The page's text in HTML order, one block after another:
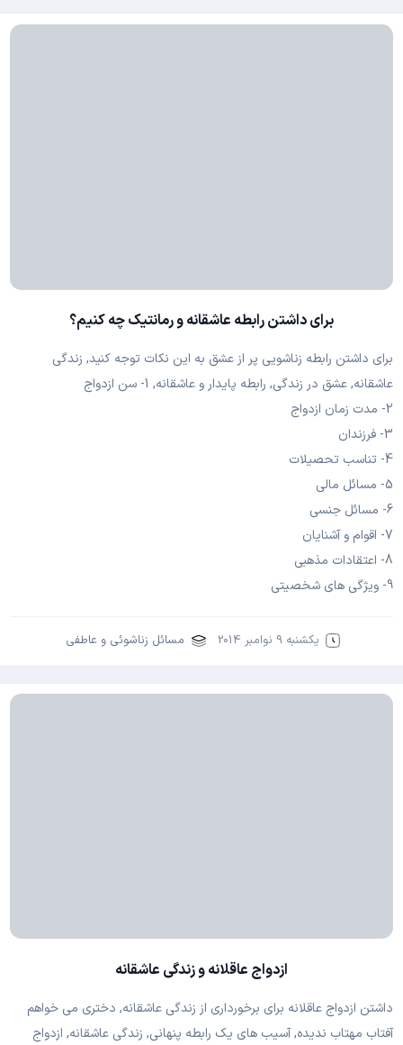
برای داشتن رابطه عاشقانه و رمانتیک چه کنیم؟
برای داشتن رابطه زناشویی پر از عشق به این نکات توجه کنید, زندگی
عاشقانه, عشق در زندگی, رابطه پایدار و عاشقانه, 1- سن ازدواج
2- مدت زمان ازدواج
3- فرزندان
4- تناسب تحصیلات
5- مسائل مالی
6- مسائل جنسی
7- اقوام و آشنایان
8- اعتقادات مذهبی
9- ویژگی های شخصیتی
یکشنبه 9 نوامبر 2014 مسائل زناشوئی و عاطفی
ازدواج عاقلانه و زندگی عاشقانه
داشتن ازدواج عاقلانه برای برخورداری از زندگی عاشقانه, دختری می خواهم
آفتاب مهتاب ندیده, آسیب های یک رابطه پنهانی, زندگی عاشقانه, ازدواج